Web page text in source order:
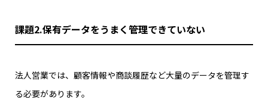
課題2.保有データをうまく管理できていない
法人営業では、顧客情報や商談履歴など大量のデータを管理す
る必要があります。